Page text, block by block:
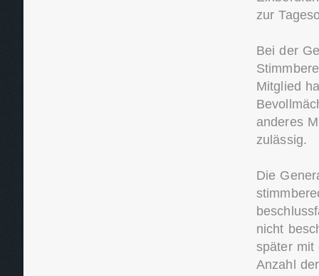
zur
Bei der
Mitglied
anderes
zulässig.
Die
nicht
später mit
Anzahl